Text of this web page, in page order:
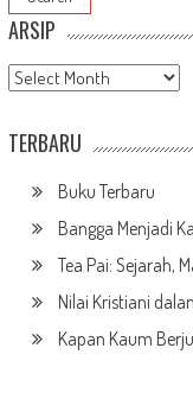
ARSIP
Arsip
TERBARU
Buku Terbaru
Bangga Menjadi
Tea Pai: Sejarah,
Nilai Kristiani
Kapan Kaum